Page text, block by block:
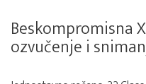
Beskompromisna
ozvučenje i